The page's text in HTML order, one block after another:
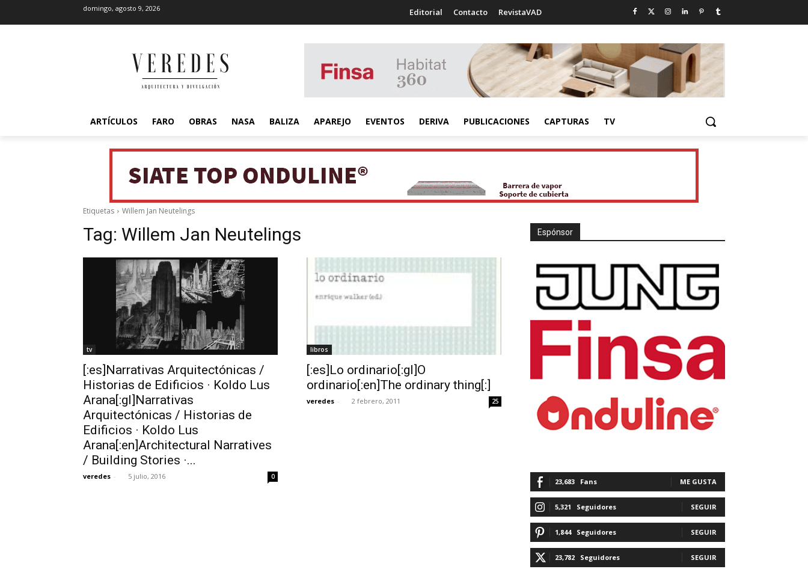
domingo, agosto 9, 2026 Editorial Contacto RevistaVAD
ARTÍCULOS FARO OBRAS NASA BALIZA APAREJO EVENTOS DERIVA PUBLICACIONES CAPTURAS TV
Etiquetas Willem Jan Neutelings
Tag: Willem Jan Neutelings
tv
[:es]Narrativas Arquitectónicas /
Historias de Edificios · Koldo Lus
Arana[:gl]Narrativas
Arquitectónicas / Historias de
Edificios · Koldo Lus
Arana[:en]Architectural Narratives
/ Building Stories ·...
veredes - 5 julio, 2016 0
libros
[:es]Lo ordinario[:gl]O
ordinario[:en]The ordinary thing[:]
veredes - 2 febrero, 2011 25
Espónsor
23,683 Fans ME GUSTA
5,321 Seguidores SEGUIR
1,844 Seguidores SEGUIR
23,782 Seguidores SEGUIR